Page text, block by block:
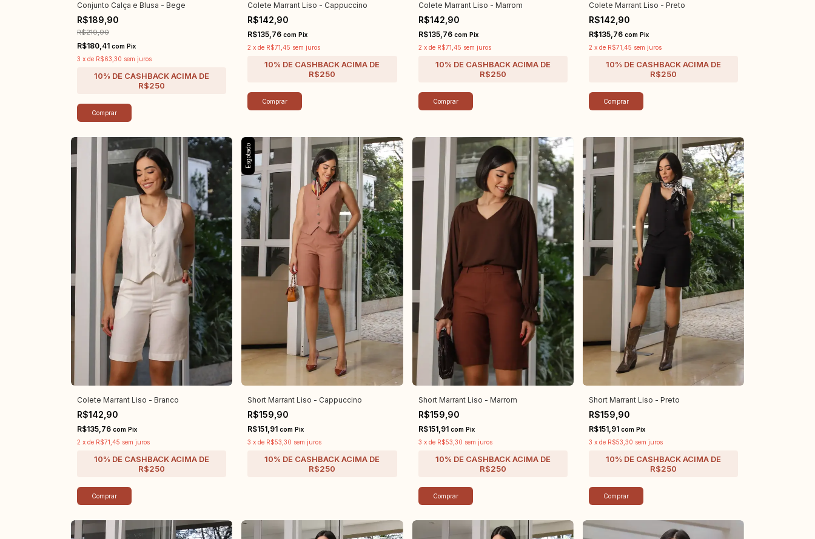
Conjunto Calça e Blusa - Bege
R$189,90
R$219,90
R$180,41 com Pix
3 x de R$63,30 sem juros
Comprar
Colete Marrant Liso - Cappuccino
R$142,90
R$135,76com Pix
2 xde R$71,45 sem juros
Comprar
Colete Marrant Liso - Marrom
R$142,90
R$135,76 com Pix
2 x de R$71,45 sem juros
Comprar
Colete Marrant Liso - Preto
R$142,90
R$135,76 com Pix
2 x de R$71,45 sem juros
Comprar
Colete Marrant Liso - Branco
R$142,90
R$135,76 com Pix
2 x de R$71,45 sem juros
Comprar
Esgotado
Short Marrant Liso - Cappuccino
R$159,90
R$151,91com Pix
3 xde R$53,30 sem juros
Short Marrant Liso - Marrom
R$159,90
R$151,91 com Pix
3 x de R$53,30 sem juros
Comprar
Short Marrant Liso - Preto
R$159,90
R$151,91 com Pix
3 x de R$53,30 sem juros
Comprar